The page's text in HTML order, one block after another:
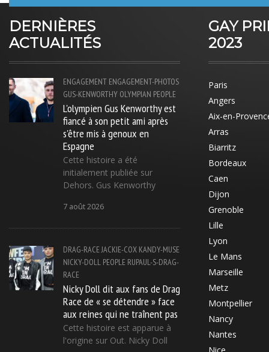
DERNIÈRES
ACTUALITÉS
ENGAGEMENT ENGAGEMENT-PHOTOS
GUS-KENWORTHY OLYMPIAN PEOPLE
L'olympien Gus Kenworthy est
fiancé à son petit ami après
s'être mis à genoux en
Espagne
Cette histoire a été
initialement publiée sur
Dehors. Gus Kenworthy
7 août 2026
DRAG-RACEJACKIE-COX KANDY-MUSE
NICKY-DOLL PEOPLE RUPAUL-S-DRAG-
RACE
Nicky Doll dit aux fans de Drag
Race de « se détendre » face
aux reines qui ne traînent pas
Cette histoire est apparue à
l'origine sur Out. Nicky Doll
GAY
2023
Paris
Angers
Aix-en-
Arras
Biarritz
Bordeaux
Caen
Dijon
Grenoble
Lille
Lyon
Le Mans
Marseille
Metz
Montpellier
Nancy
Nantes